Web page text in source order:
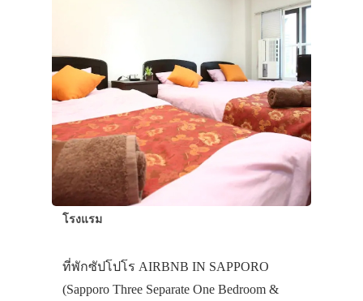
โรงแรม
ที่พักซัปโปโร AIRBNB IN SAPPORO
(Sapporo Three Separate One Bedroom &